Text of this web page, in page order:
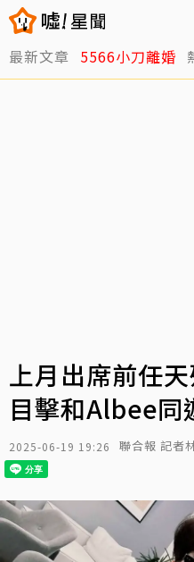
最新文章 5566小刀離婚
上月出席前任
目擊和Albee同
2025-06-19 19:26 聯合報 記者